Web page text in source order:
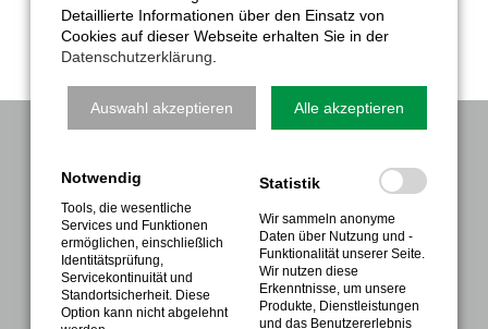
üben mit den Kindern individuell als auch in der Gruppe.
Sport
Gesundheitssport
Sportabzeichen
Detaillierte Informationen über den Einsatz von
Cookies auf dieser Webseite erhalten Sie in der
Datenschutzerklärung
Auswahl akzeptieren Alle akzeptieren
Notwendig
Tools, die wesentliche
Services und Funktionen
ermöglichen, einschließlich
Identitätsprüfung,
Servicekontinuität und
Standortsicherheit. Diese
Option kann nicht abgelehnt
Statistik
Wir sammeln anonyme
Daten über Nutzung und -
Funktionalität unserer Seite.
Wir nutzen diese
Erkenntnisse, um unsere
Produkte, Dienstleistungen
und das Benutzererlebnis